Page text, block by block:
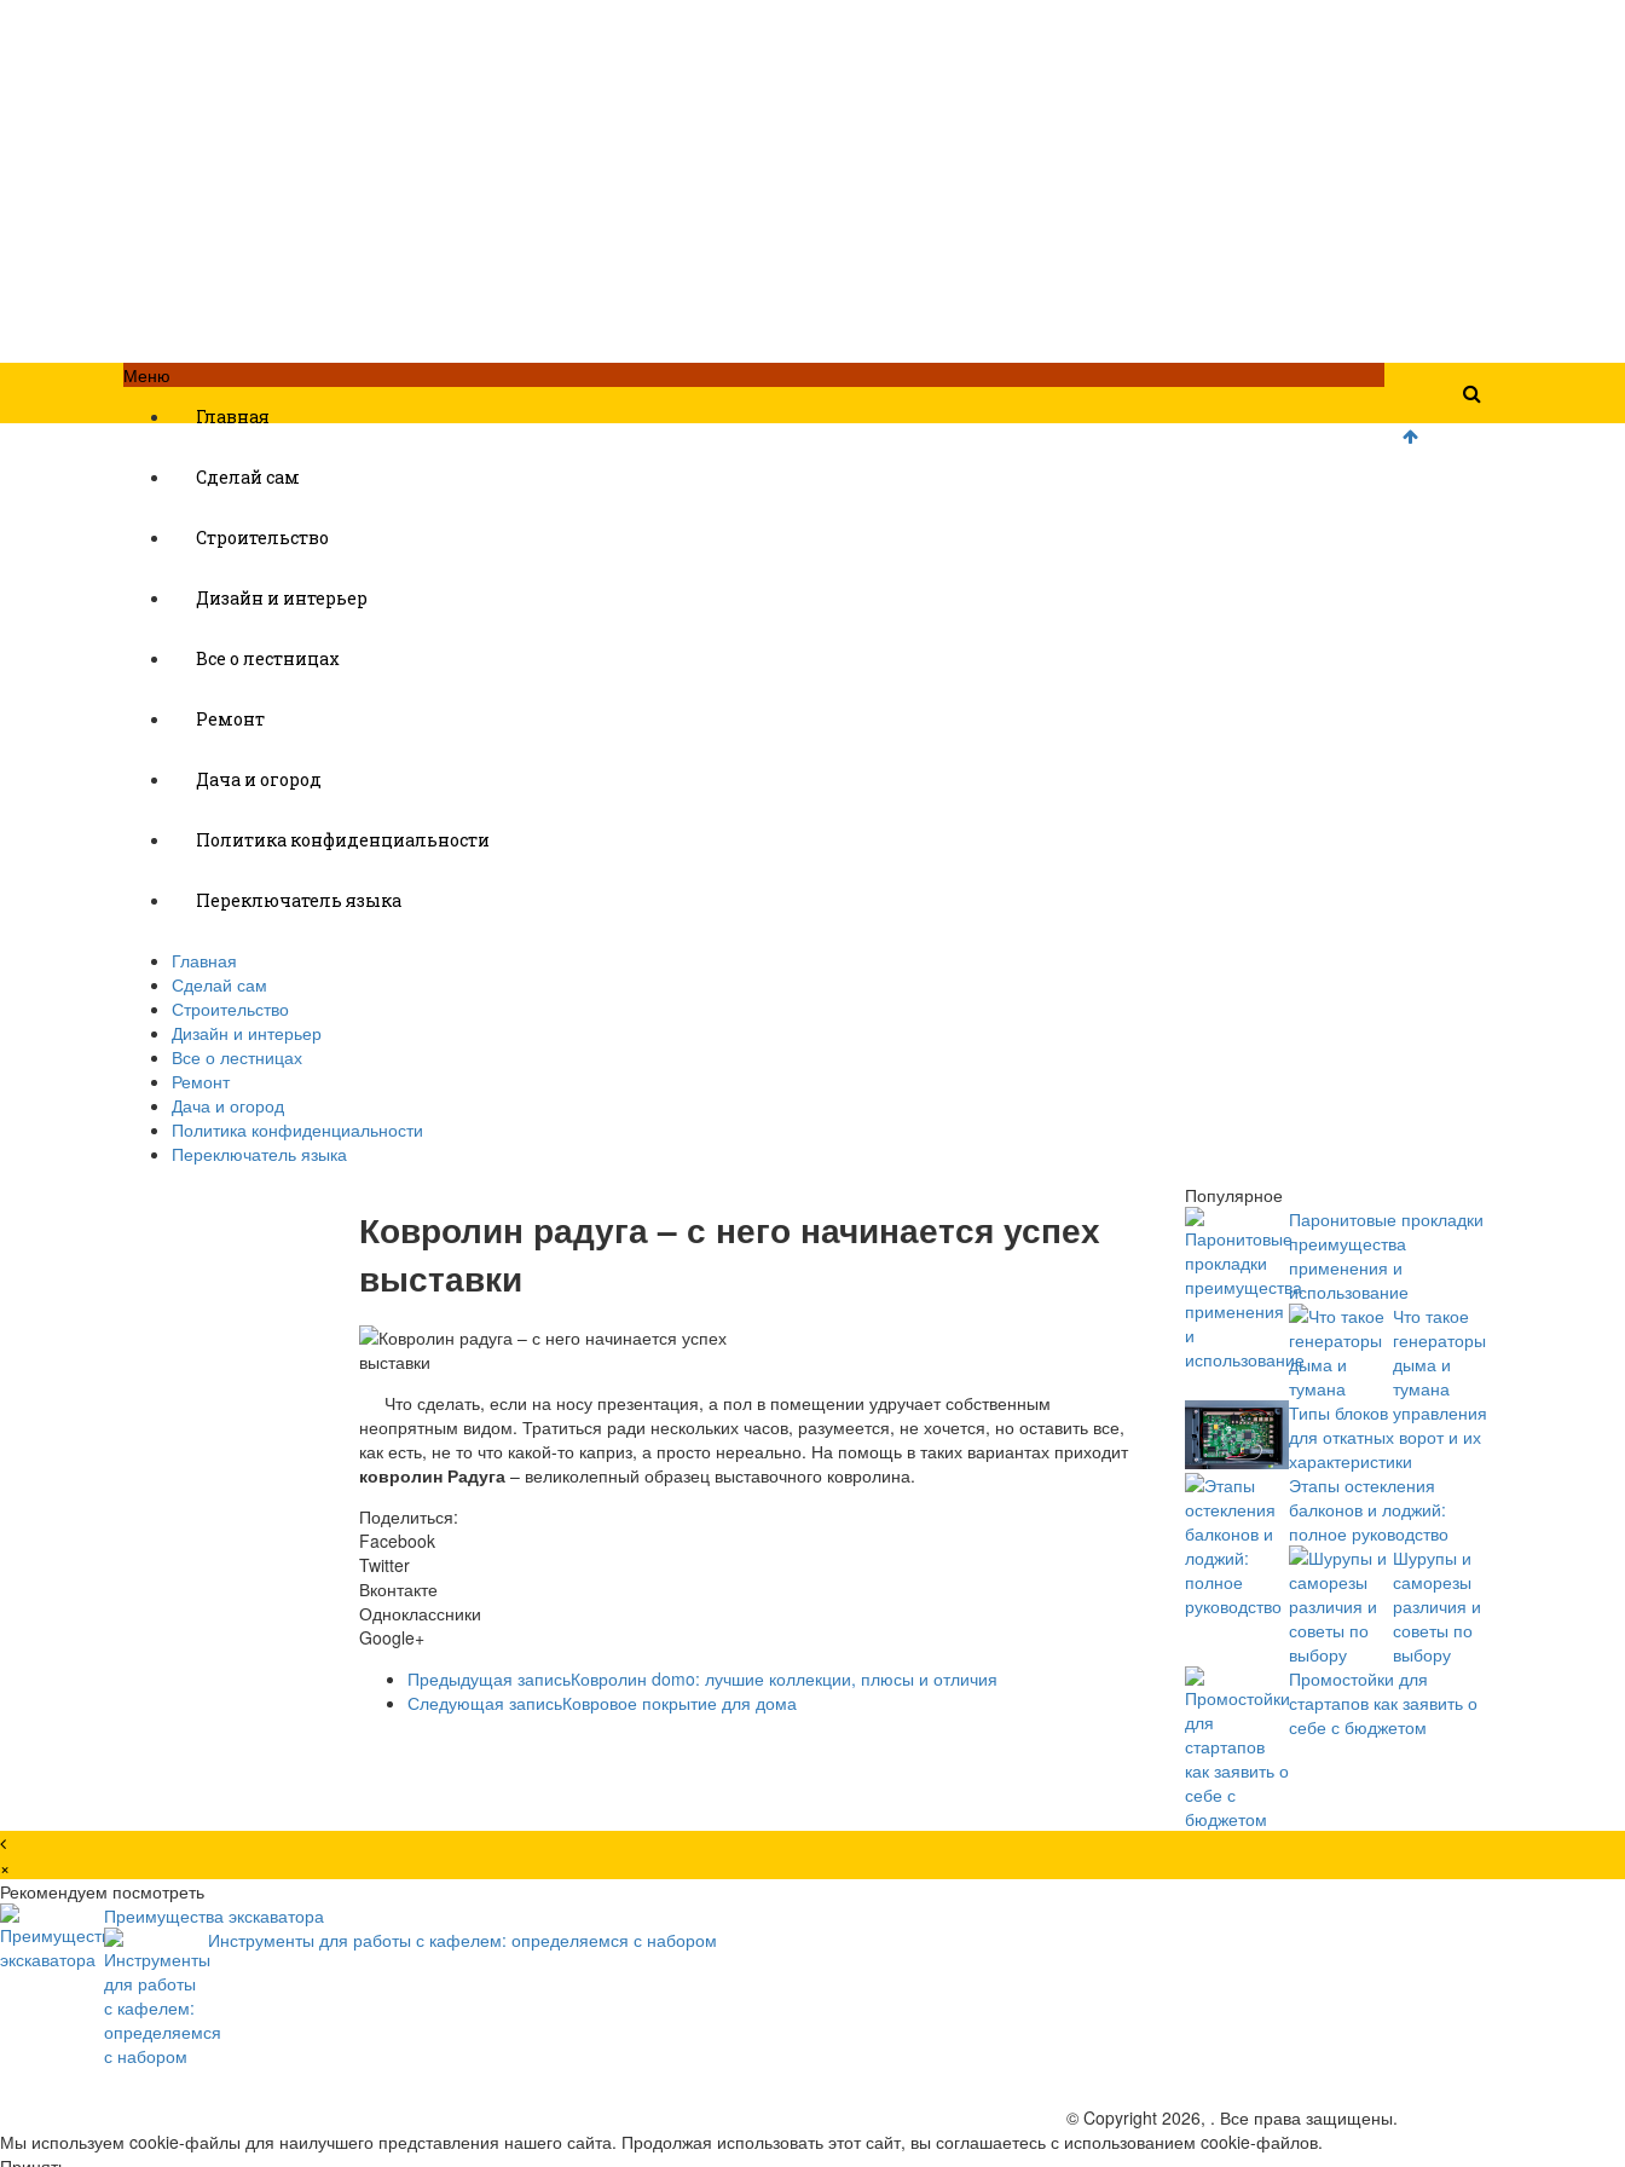
Меню
Главная
Сделай сам
Строительство
Дизайн и интерьер
Все о лестницах
Ремонт
Дача и огород
Политика конфиденциальности
Переключатель языка
Главная
Сделай сам
Строительство
Дизайн и интерьер
Все о лестницах
Ремонт
Дача и огород
Политика конфиденциальности
Переключатель языка
Ковролин радуга – с него начинается успех
выставки
Что сделать, если на носу презентация, а пол в помещении удручает собственным
неопрятным видом. Тратиться ради нескольких часов, разумеется, не хочется, но оставить все,
как есть, не то что какой-то каприз, а просто нереально. На помощь в таких вариантах приходит
ковролин Радуга – великолепный образец выставочного ковролина.
Поделиться:
Facebook
Twitter
Вконтакте
Одноклассники
Google+
Предыдущая записьКовролин domo: лучшие коллекции, плюсы и отличия
Следующая записьКовровое покрытие для дома
Популярное
Паронитовые прокладки
преимущества
применения и
использование
Что такое
генераторы
дыма и
тумана
Типы блоков управления
для откатных ворот и их
характеристики
Этапы остекления
балконов и лоджий:
полное руководство
Шурупы и
саморезы
различия и
советы по
выбору
Промостойки для
стартапов как заявить о
себе с бюджетом
×
Рекомендуем посмотреть
Преимущества экскаватора
Инструменты для работы с кафелем: определяемся с набором
© Copyright 2026, . Все права защищены.
Мы используем cookie-файлы для наилучшего представления нашего сайта. Продолжая использовать этот сайт, вы соглашаетесь с использованием cookie-файлов.